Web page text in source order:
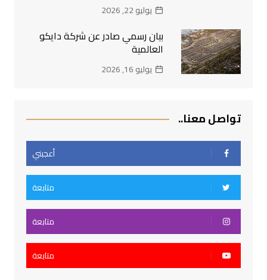
يوليو 22, 2026
بيان رسمي صادر عن شركة دايكو
العالمية
يوليو 16, 2026
تواصل معنا..
أعجبني
متابعة
متابعة
متابعة